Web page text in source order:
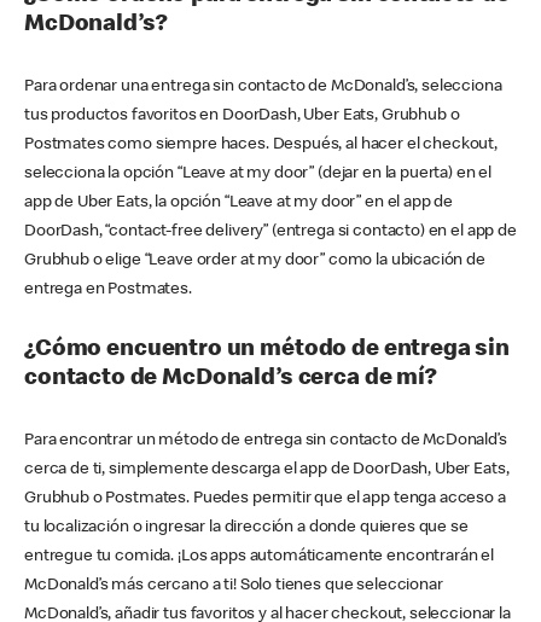
McDonald’s?
Para ordenar una entrega sin contacto de McDonald’s, selecciona
tus productos favoritos en DoorDash, Uber Eats, Grubhub o
Postmates como siempre haces. Después, al hacer el checkout,
selecciona la opción “Leave at my door” (dejar en la puerta) en el
app de Uber Eats, la opción “Leave at my door” en el app de
DoorDash, “contact-free delivery” (entrega si contacto) en el app de
Grubhub o elige “Leave order at my door” como la ubicación de
entrega en Postmates.
¿Cómo encuentro un método de entrega sin
contacto de McDonald’s cerca de mí?
Para encontrar un método de entrega sin contacto de McDonald’s
cerca de ti, simplemente descarga el app de DoorDash, Uber Eats,
Grubhub o Postmates. Puedes permitir que el app tenga acceso a
tu localización o ingresar la dirección a donde quieres que se
entregue tu comida. ¡Los apps automáticamente encontrarán el
McDonald’s más cercano a ti! Solo tienes que seleccionar
McDonald’s, añadir tus favoritos y al hacer checkout, seleccionar la